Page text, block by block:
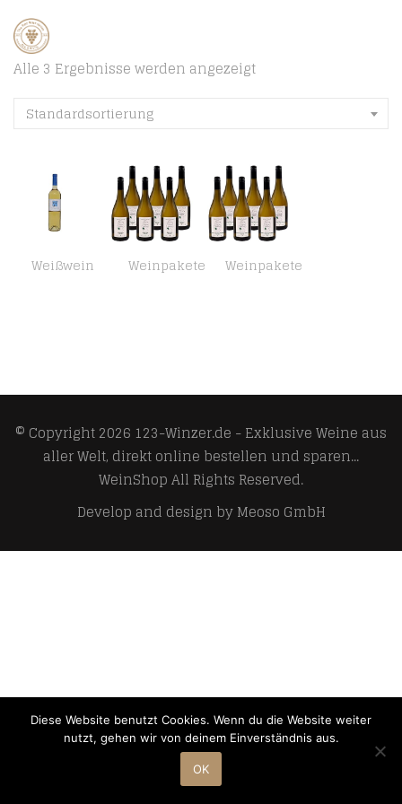
Alle 3 Ergebnisse werden angezeigt
Standardsortierung
Weißwein Weinpakete Weinpakete
© Copyright 2026 123-Winzer.de - Exklusive Weine aus
aller Welt, direkt online bestellen und sparen...
WeinShopAll Rights Reserved.
Develop and design byMeoso GmbH
Diese Website benutzt Cookies. Wenn du die Website weiter
nutzt, gehen wir von deinem Einverständnis aus.
OK